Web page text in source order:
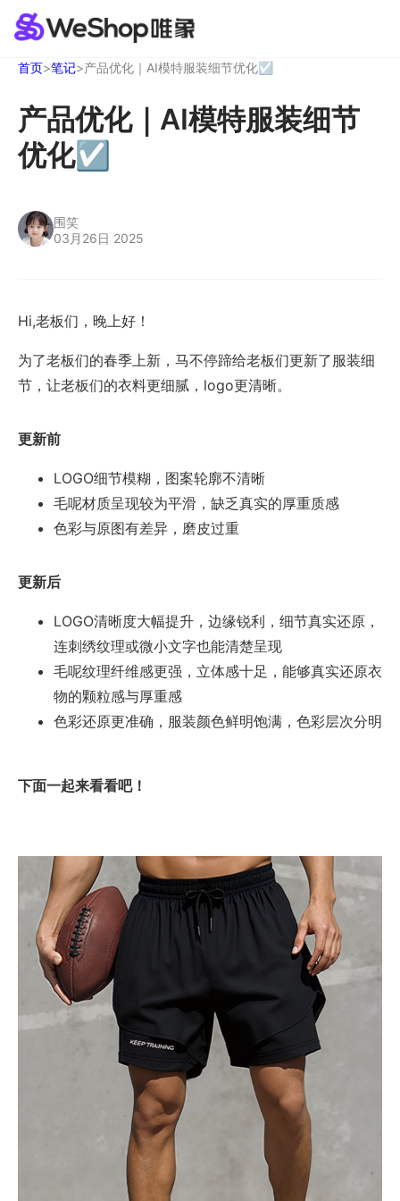
首页>笔记>产品优化｜AI模特服装细节优化☑️
产品优化｜AI模特服装细节
优化☑️
围笑
03月26日 2025
Hi,老板们，晚上好！
为了老板们的春季上新，马不停蹄给老板们更新了服装细
节，让老板们的衣料更细腻，logo更清晰。
更新前
LOGO细节模糊，图案轮廓不清晰
毛呢材质呈现较为平滑，缺乏真实的厚重质感
色彩与原图有差异，磨皮过重
更新后
LOGO清晰度大幅提升，边缘锐利，细节真实还原，
连刺绣纹理或微小文字也能清楚呈现
毛呢纹理纤维感更强，立体感十足，能够真实还原衣
物的颗粒感与厚重感
色彩还原更准确，服装颜色鲜明饱满，色彩层次分明
下面一起来看看吧！